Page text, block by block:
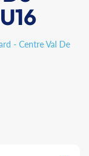
- Centre Val De